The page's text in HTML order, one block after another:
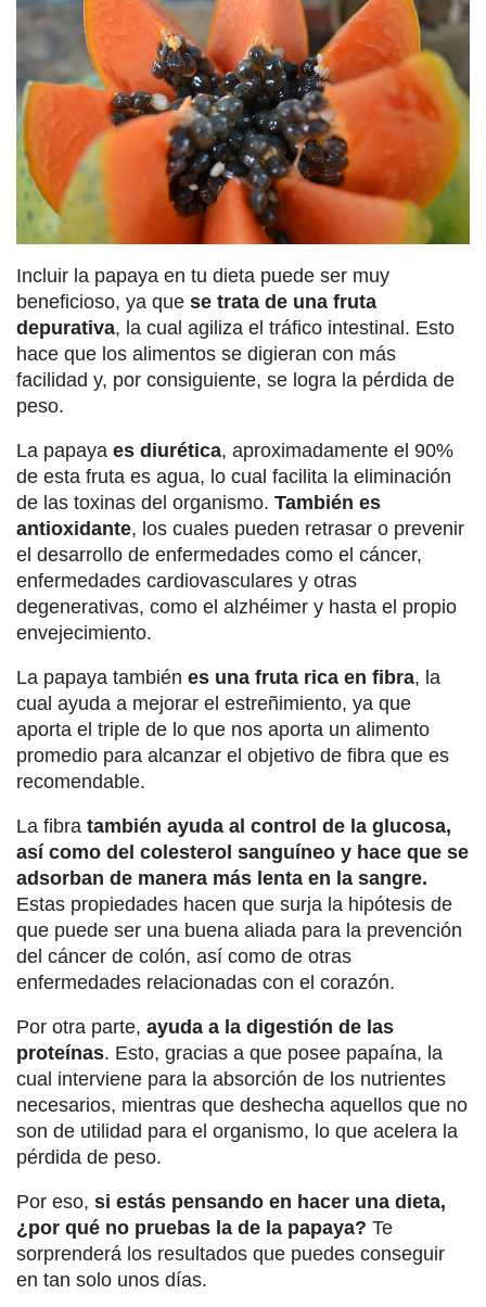
Incluir la papaya en tu dieta puede ser muy
beneficioso, ya que se trata de una fruta
depurativa, la cual agiliza el tráfico intestinal. Esto
hace que los alimentos se digieran con más
facilidad y, por consiguiente, se logra la pérdida de
peso.
La papaya es diurética, aproximadamente el 90%
de esta fruta es agua, lo cual facilita la eliminación
de las toxinas del organismo. También es
antioxidante, los cuales pueden retrasar o prevenir
el desarrollo de enfermedades como el cáncer,
enfermedades cardiovasculares y otras
degenerativas, como el alzhéimer y hasta el propio
envejecimiento.
La papaya también es una fruta rica en fibra, la
cual ayuda a mejorar el estreñimiento, ya que
aporta el triple de lo que nos aporta un alimento
promedio para alcanzar el objetivo de fibra que es
recomendable.
La fibra también ayuda al control de la glucosa,
así como del colesterol sanguíneo y hace que se
adsorban de manera más lenta en la sangre.
Estas propiedades hacen que surja la hipótesis de
que puede ser una buena aliada para la prevención
del cáncer de colón, así como de otras
enfermedades relacionadas con el corazón.
Por otra parte, ayuda a la digestión de las
proteínas. Esto, gracias a que posee papaína, la
cual interviene para la absorción de los nutrientes
necesarios, mientras que deshecha aquellos que no
son de utilidad para el organismo, lo que acelera la
pérdida de peso.
Por eso, si estás pensando en hacer una dieta,
¿por qué no pruebas la de la papaya? Te
sorprenderá los resultados que puedes conseguir
en tan solo unos días.